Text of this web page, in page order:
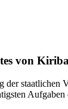
von
der staatlichen
Aufgaben